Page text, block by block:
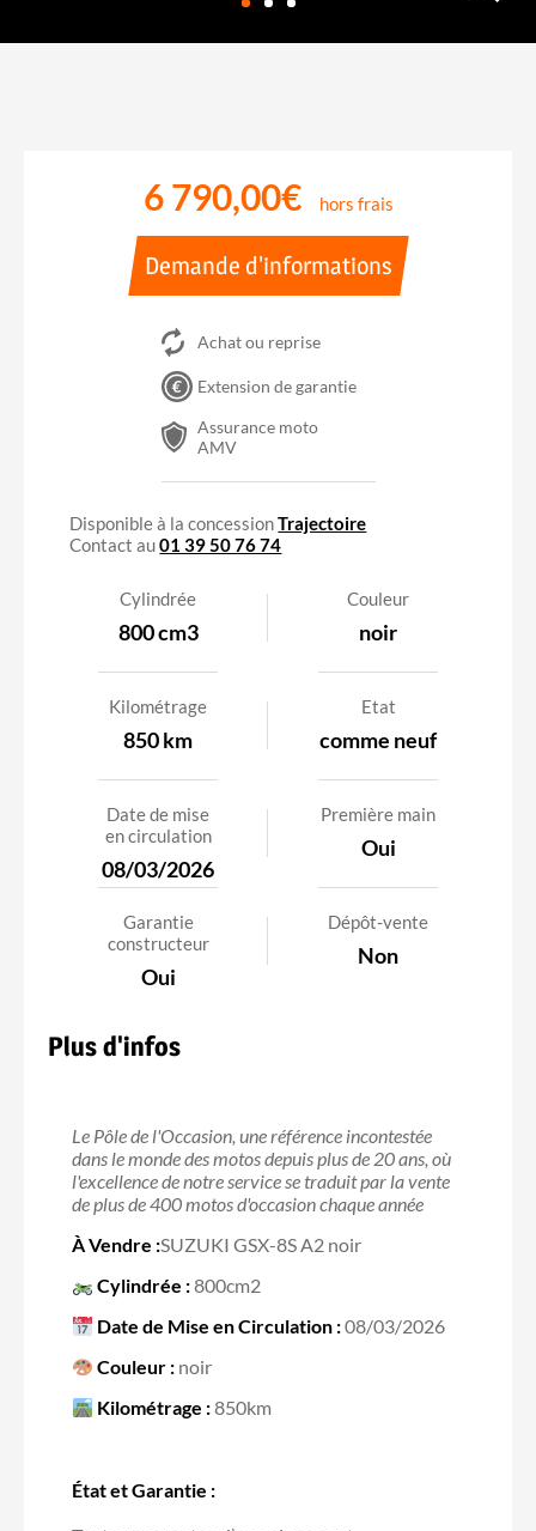
6 790,00€ hors frais
Demande d'informations
Achat ou reprise
Extension de garantie
Assurance moto
AMV
Disponible à la concessionTrajectoire
Contact au01 39 50 76 74
Cylindrée
800 cm3
Couleur
noir
Kilométrage
850 km
Etat
comme neuf
Date de mise
en circulation
08/03/2026
Première main
Oui
Garantie
constructeur
Oui
Dépôt-vente
Non
Plus d'infos
Le Pôle de l'Occasion, une référence incontestée
dans le monde des motos depuis plus de 20 ans, où
l'excellence de notre service se traduit par la vente
de plus de 400 motos d'occasion chaque année
À Vendre :SUZUKI GSX-8S A2 noir
Cylindrée :800cm2
Date de Mise en Circulation :08/03/2026
Couleur : noir
Kilométrage :850km
État et Garantie :